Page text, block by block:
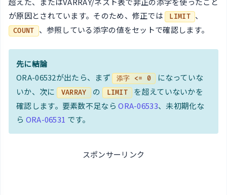
が原因とされています。そのため、修正では
LIMIT 、
COUNT 、参照している添字の値をセットで確認します。
先に結論
ORA-06532が出たら、まず 添字 <= 0
になっていな
いか、次に
VARRAY の LIMIT
を超えていないかを
確認します。要素数不足ならORA-06533、未初期化な
ら ORA-06531 です。
スポンサーリンク